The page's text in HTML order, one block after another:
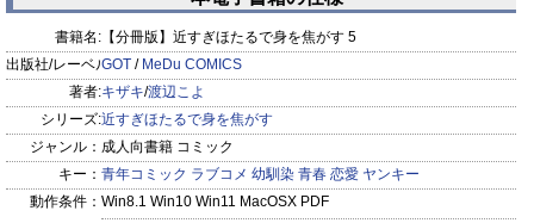
書籍名: 【分冊版】近すぎほたるで身を焦がす 5
出版社/レーベル:GOT / MeDu COMICS
著者:キザキ/渡辺こよ
シリーズ:近すぎほたるで身を焦がす
ジャンル： 成人向書籍 コミック
キー： 青年コミック ラブコメ 幼馴染 青春 恋愛 ヤンキー
動作条件： Win8.1 Win10 Win11 MacOSX PDF